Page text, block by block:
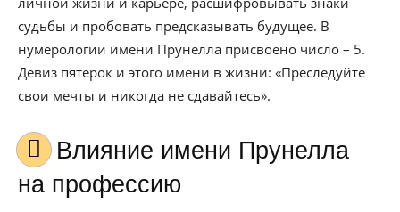
судьбы и пробовать предсказывать будущее. В
нумерологии имени Прунелла присвоено число – 5.
Девиз пятерок и этого имени в жизни: «Преследуйте
свои мечты и никогда не сдавайтесь».
Влияние имени Прунелла
на профессию